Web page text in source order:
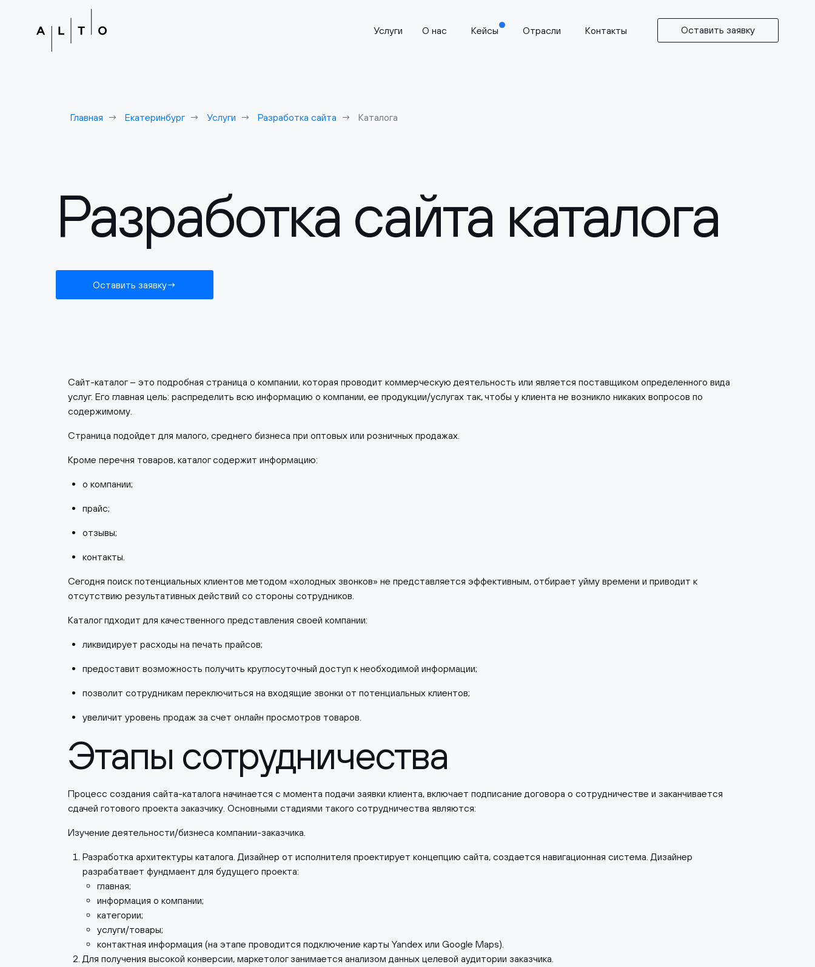
Услуги О нас Кейсы Отрасли Контакты Оставить заявку
Главная Екатеринбург Услуги Разработка сайта Каталога
Разработка сайта каталога
Оставить заявку
Сайт-каталог – это подробная страница о компании, которая проводит коммерческую деятельность или является поставщиком определенного вида
услуг. Его главная цель: распределить всю информацию о компании, ее продукции/услугах так, чтобы у клиента не возникло никаких вопросов по
содержимому.
Страница подойдет для малого, среднего бизнеса при оптовых или розничных продажах.
Кроме перечня товаров, каталог содержит информацию:
о компании;
прайс;
отзывы;
контакты.
Сегодня поиск потенциальных клиентов методом «холодных звонков» не представляется эффективным, отбирает уйму времени и приводит к
отсутствию результативных действий со стороны сотрудников.
Каталог пдходит для качественного представления своей компании:
ликвидирует расходы на печать прайсов;
предоставит возможность получить круглосуточный доступ к необходимой информации;
позволит сотрудникам переключиться на входящие звонки от потенциальных клиентов;
увеличит уровень продаж за счет онлайн просмотров товаров.
Этапы сотрудничества
Процесс создания сайта-каталога начинается с момента подачи заявки клиента, включает подписание договора о сотрудничестве и заканчивается
сдачей готового проекта заказчику. Основными стадиями такого сотрудничества являются:
Изучение деятельности/бизнеса компании-заказчика.
Разработка архитектуры каталога. Дизайнер от исполнителя проектирует концепцию сайта, создается навигационная система. Дизайнер
разрабатвает фундмаент для будущего проекта:
главная;
информация о компании;
категории;
услуги/товары;
контактная информация (на этапе проводится подключение карты Yandex или Google Maps).
Для получения высокой конверсии, маркетолог занимается анализом данных целевой аудитории заказчика.